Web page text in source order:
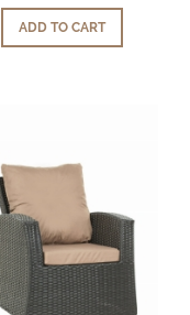
ADD TO CART